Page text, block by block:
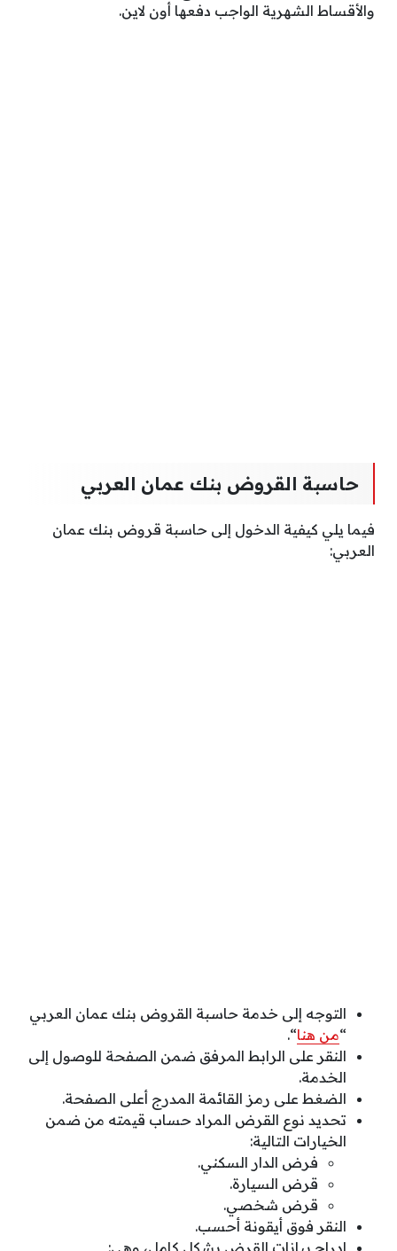
والأقساط الشهرية الواجب دفعها أون لاين.
حاسبة القروض بنك عمان العربي
فيما يلي كيفية الدخول إلى حاسبة قروض بنك عمان
العربي:
التوجه إلى خدمة حاسبة القروض بنك عمان العربي
“من هنا“.
النقر على الرابط المرفق ضمن الصفحة للوصول إلى
الخدمة.
الضغط على رمز القائمة المدرج أعلى الصفحة.
تحديد نوع القرض المراد حساب قيمته من ضمن
الخيارات التالية:
فرض الدار السكني.
قرض السيارة.
قرض شخصي.
النقر فوق أيقونة أحسب.
إدراج بيانات القرض بشكل كامل، وهي: